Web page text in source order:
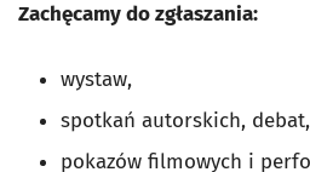
Zachęcamy do zgłaszania:
wystaw,
spotkań autorskich,
pokazów filmowych i